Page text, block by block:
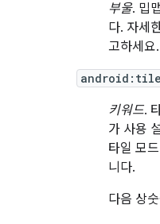
부울. 밉
다. 자세
고하세
키워드.
가 사용
타일 모
니다.
다음 상